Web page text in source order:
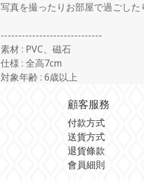
写真を撮ったりお部屋で過ごし
-----------------------------
素材: PVC、磁石
仕様 : 全高7cm
対象年齢 : 6歳以上
顧客服務
付款方式
送貨方式
退貨條款
會員細則